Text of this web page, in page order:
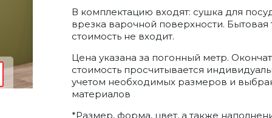
В комплектацию входят: сушка для
врезка варочной поверхности. Бытовая
стоимость не входит.
Цена указана за погонный метр.
стоимость просчитывается
учетом необходимых размеров и
материалов
*Размер, форма, цвет, а также